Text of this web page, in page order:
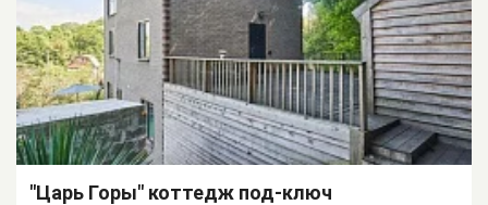
"Царь Горы" коттедж под-ключ